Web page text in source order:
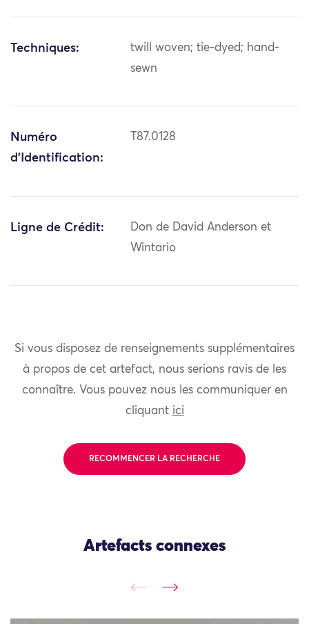
Techniques:
twill woven; tie-dyed; hand-
sewn
Numéro
d'Identification:
T87.0128
Ligne de Crédit:
Don de David Anderson et
Wintario
Si vous disposez de renseignements supplémentaires
à propos de cet artefact, nous serions ravis de les
connaître. Vous pouvez nous les communiquer en
cliquant ici
RECOMMENCER LA RECHERCHE
Artefacts connexes